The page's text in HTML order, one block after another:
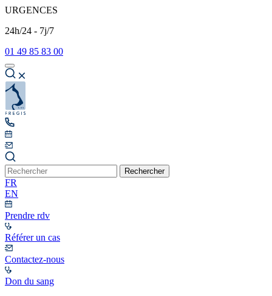
URGENCES
24h/24 - 7j/7
01 49 85 83 00
Rechercher
FR
EN
Prendre rdv
Référer un cas
Contactez-nous
Don du sang